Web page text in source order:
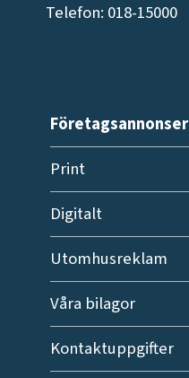
Telefon: 018-15000
Företagsannonser
Print
Digitalt
Utomhusreklam
Våra bilagor
Kontaktuppgifter